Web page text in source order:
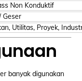
Non Konduktif
Geser
Utilitas, Proyek,
banyak digunakan